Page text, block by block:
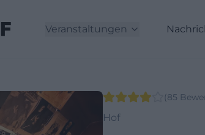
Veranstaltungen
(85
Hof